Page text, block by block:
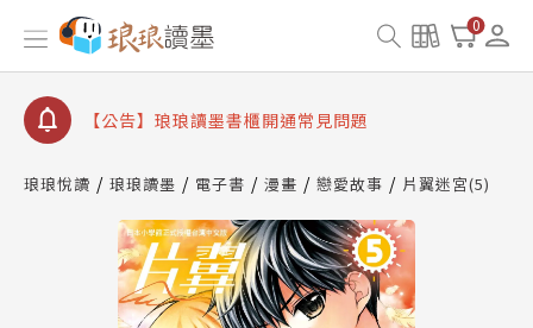
0
【公告】琅琅讀墨數位閱讀資產合併與書櫃開通申請
【公告】琅琅讀墨書櫃開通常見問題
【公告】琅琅讀墨 3 分鐘完成書櫃開通與資產合併申
請圖文教學
查詢
【公告】琅琅讀墨數位閱讀資產合併與書櫃開通申請
琅琅悅讀 琅琅讀墨 電子書 漫畫 戀愛故事 片翼迷宮(5)